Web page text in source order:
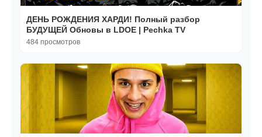
ДЕНЬ РОЖДЕНИЯ ХАРДИ! Полный разбор
БУДУЩЕЙ Обновы в LDOE | Pechka TV
484 просмотров